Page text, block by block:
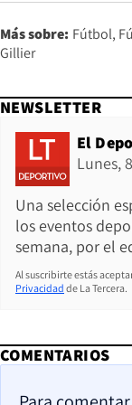
Más sobre: Fútbol
Gillier
NEWSLETTER
El
Lunes,
Una selección
los eventos
semana, por el
Al suscribirte estás
Privacidad de La Tercera.
COMENTARIOS